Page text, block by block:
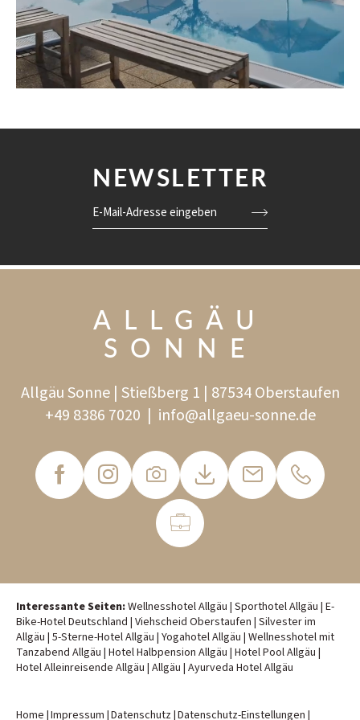
NEWSLETTER
E-Mail-Adresse eingeben
ALLGÄU
SONNE
Allgäu Sonne | Stießberg 1 | 87534 Oberstaufen
+49 8386 7020 | info@allgaeu-sonne.de
Interessante Seiten:Wellnesshotel Allgäu | Sporthotel Allgäu | E-
Bike-Hotel Deutschland | Viehscheid Oberstaufen | Silvester im
Allgäu | 5-Sterne-Hotel Allgäu | Yogahotel Allgäu | Wellnesshotel mit
Tanzabend Allgäu | Hotel Halbpension Allgäu | Hotel Pool Allgäu |
Hotel Alleinreisende Allgäu | Allgäu | Ayurveda Hotel Allgäu
Home |Impressum |Datenschutz|Datenschutz-Einstellungen |